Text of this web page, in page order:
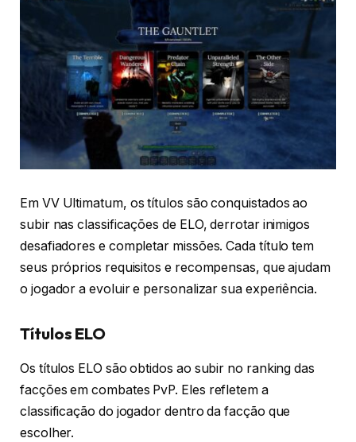
Em VV Ultimatum, os títulos são conquistados ao
subir nas classificações de ELO, derrotar inimigos
desafiadores e completar missões. Cada título tem
seus próprios requisitos e recompensas, que ajudam
o jogador a evoluir e personalizar sua experiência.
Títulos ELO
Os títulos ELO são obtidos ao subir no ranking das
facções em combates PvP. Eles refletem a
classificação do jogador dentro da facção que
escolher.